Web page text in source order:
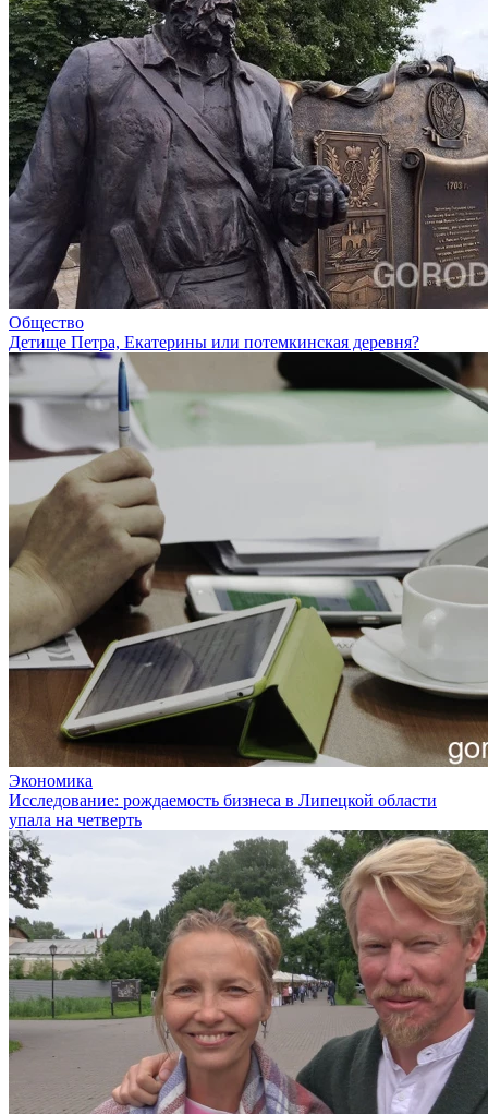
Общество
Детище Петра, Екатерины или потемкинская деревня?
Экономика
Исследование: рождаемость бизнеса в Липецкой области
упала на четверть